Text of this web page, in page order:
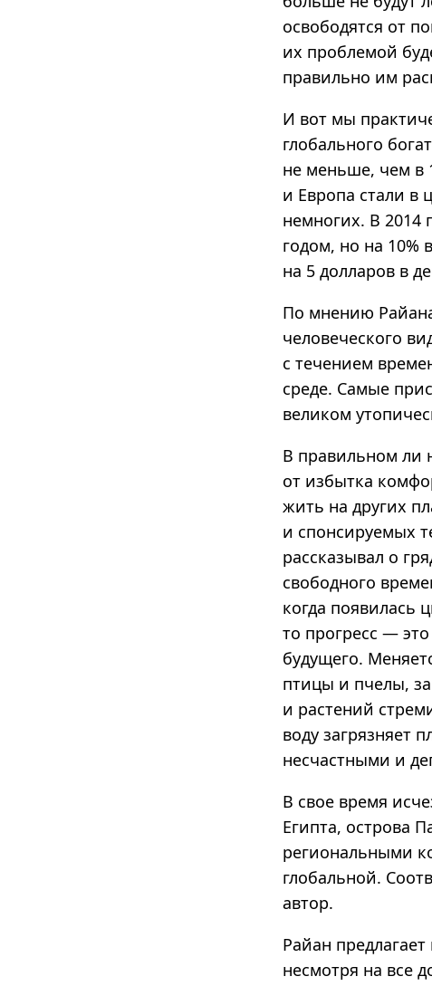
освободятся от
их проблемой
правильно им
И вот мы
глобального
не меньше, чем в
и Европа стали в
немногих. В 2014
годом, но на
на 5 долларов в
По мнению
человеческого
с течением
среде. Самые
великом
В правильном ли
от избытка
жить на других
и спонсируемых
рассказывал о
свободного
когда появилась
то прогресс —
будущего.
птицы и пчелы,
и растений
воду загрязняет
несчастными и
В свое время
Египта, острова
региональными
глобальной.
автор.
Райан
несмотря на все